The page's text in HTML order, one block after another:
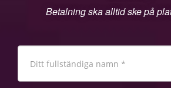
Betalning ska alltid ske på